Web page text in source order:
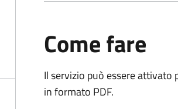
Come fare
Il servizio può essere
in formato PDF.